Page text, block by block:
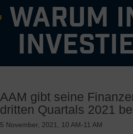
Warum
Produkte, ergänzt durch globale
Flexible und variable Kostenstruktur
an die aktuelle Marktnachfrage
AAM gibt seine
dritten Quartals 2021
5 November, 2021, 10 AM-11 AM